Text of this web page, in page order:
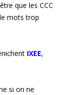
que les CCC
mots trop
IXEE,
si on ne